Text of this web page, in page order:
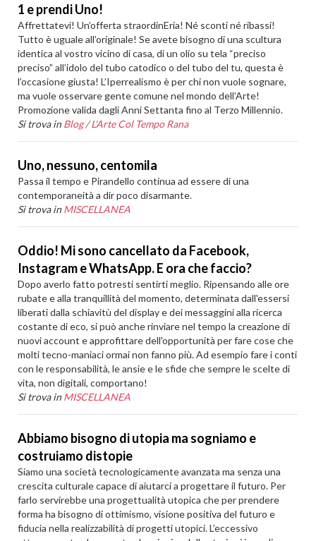
1 e prendi Uno!
Affrettatevi! Un’offerta straordinEria! Né sconti né ribassi!
Tutto è uguale all’originale! Se avete bisogno di una scultura
identica al vostro vicino di casa, di un olio su tela “preciso
preciso” all’idolo del tubo catodico o del tubo del tu, questa è
l’occasione giusta! L’Iperrealismo è per chi non vuole sognare,
ma vuole osservare gente comune nel mondo dell’Arte!
Promozione valida dagli Anni Settanta fino al Terzo Millennio.
Si trova in Blog /L'Arte Col Tempo Rana
Uno, nessuno, centomila
Passa il tempo e Pirandello continua ad essere di una
contemporaneità a dir poco disarmante.
Si trova in MISCELLANEA
Oddio! Mi sono cancellato da Facebook,
Instagram e WhatsApp. E ora che faccio?
Dopo averlo fatto potresti sentirti meglio. Ripensando alle ore
rubate e alla tranquillità del momento, determinata dall'essersi
liberati dalla schiavitù del display e dei messaggini alla ricerca
costante di eco, si può anche rinviare nel tempo la creazione di
nuovi account e approfittare dell'opportunità per fare cose che
molti tecno-maniaci ormai non fanno più. Ad esempio fare i conti
con le responsabilità, le ansie e le sfide che sempre le scelte di
vita, non digitali, comportano!
Si trova in MISCELLANEA
Abbiamo bisogno di utopia ma sogniamo e
costruiamo distopie
Siamo una società tecnologicamente avanzata ma senza una
crescita culturale capace di aiutarci a progettare il futuro. Per
farlo servirebbe una progettualità utopica che per prendere
forma ha bisogno di ottimismo, visione positiva del futuro e
fiducia nella realizzabilità di progetti utopici. L’eccessivo